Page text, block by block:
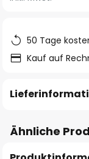
springen
50 Tage
Kauf auf
Ähnliche